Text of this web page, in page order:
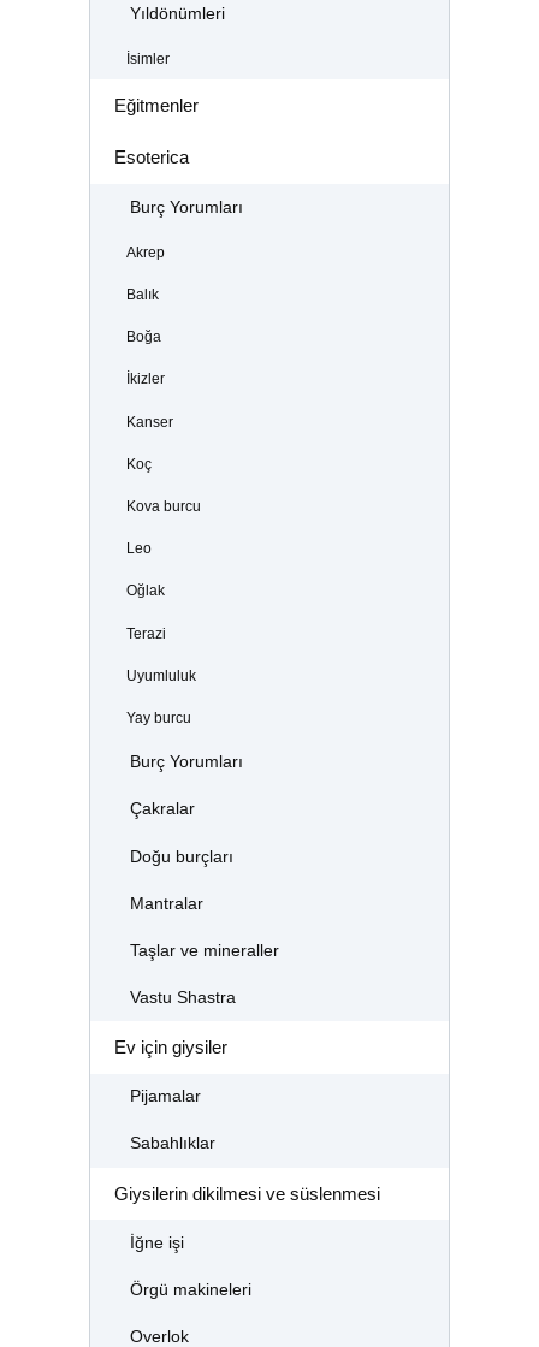
Yıldönümleri
İsimler
Eğitmenler
Esoterica
Burç Yorumları
Akrep
Balık
Boğa
İkizler
Kanser
Koç
Kova burcu
Leo
Oğlak
Terazi
Uyumluluk
Yay burcu
Burç Yorumları
Çakralar
Doğu burçları
Mantralar
Taşlar ve mineraller
Vastu Shastra
Ev için giysiler
Pijamalar
Sabahlıklar
Giysilerin dikilmesi ve süslenmesi
İğne işi
Örgü makineleri
Overlok